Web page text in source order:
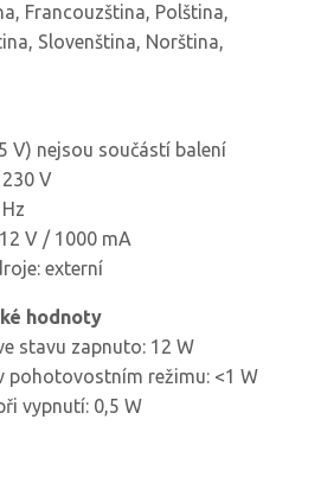
Francouzština, Polština,
Slovenština, Norština,
V) nejsou součástí balení
V
V / 1000 mA
externí
hodnoty
stavu zapnuto: 12 W
pohotovostním režimu: <1 W
vypnutí: 0,5 W